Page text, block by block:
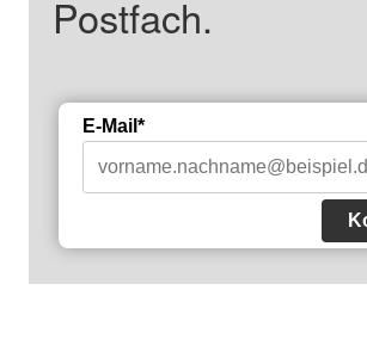
Postfach.
E-Mail*